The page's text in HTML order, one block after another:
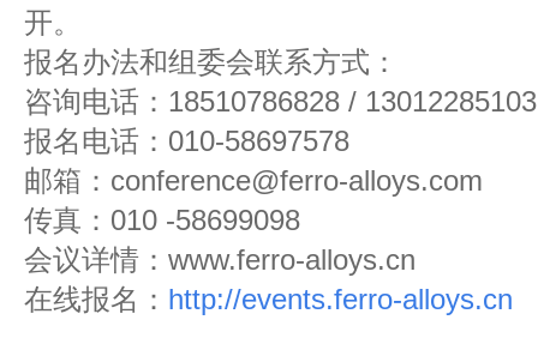
开。
报名办法和组委会联系方式：
咨询电话：18510786828 / 13012285103
报名电话：010-58697578
邮箱：conference@ferro-alloys.com
传真：010 -58699098
会议详情：www.ferro-alloys.cn
在线报名： http://events.ferro-alloys.cn